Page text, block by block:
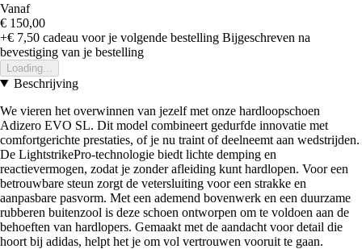
Vanaf
€ 150,00
+€ 7,50 cadeau voor je volgende bestelling Bijgeschreven na
bevestiging van je bestelling
Loading...
Beschrijving
We vieren het overwinnen van jezelf met onze hardloopschoen
Adizero EVO SL. Dit model combineert gedurfde innovatie met
comfortgerichte prestaties, of je nu traint of deelneemt aan wedstrijden.
De LightstrikePro-technologie biedt lichte demping en
reactievermogen, zodat je zonder afleiding kunt hardlopen. Voor een
betrouwbare steun zorgt de vetersluiting voor een strakke en
aanpasbare pasvorm. Met een ademend bovenwerk en een duurzame
rubberen buitenzool is deze schoen ontworpen om te voldoen aan de
behoeften van hardlopers. Gemaakt met de aandacht voor detail die
hoort bij adidas, helpt het je om vol vertrouwen vooruit te gaan.